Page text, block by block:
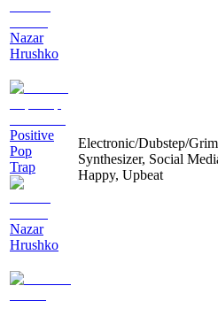
Nazar
Hrushko
Positive
Pop
Trap
Nazar
Hrushko
Electronic/Dubstep/
Synthesizer, Social
Happy, Upbeat